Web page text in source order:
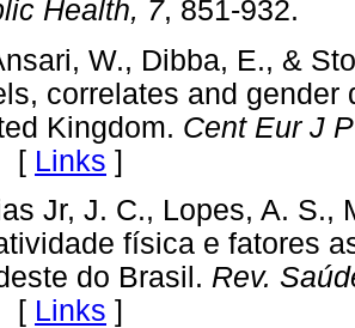
Health, 7, 851-
W., Dibba, E., &
correlates and
Kingdom. Cent Eur J
Links ]
Jr, J. C., Lopes, A. S.,
física e fatores
do Brasil. Rev.
Links ]